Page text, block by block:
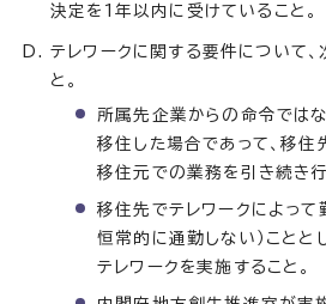
決定を1年以内に受けていること。
テレワークに関する要件について
と。
所属先企業からの命令では
移住した場合であって、移住
移住元での業務を引き続き行
移住先でテレワークによって
恒常的に通勤しない）ことと
テレワークを実施すること。